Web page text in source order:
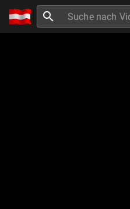
search